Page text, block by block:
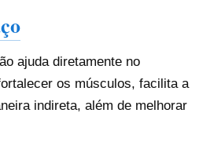
ajuda diretamente no
os músculos, facilita a
indireta, além de melhorar